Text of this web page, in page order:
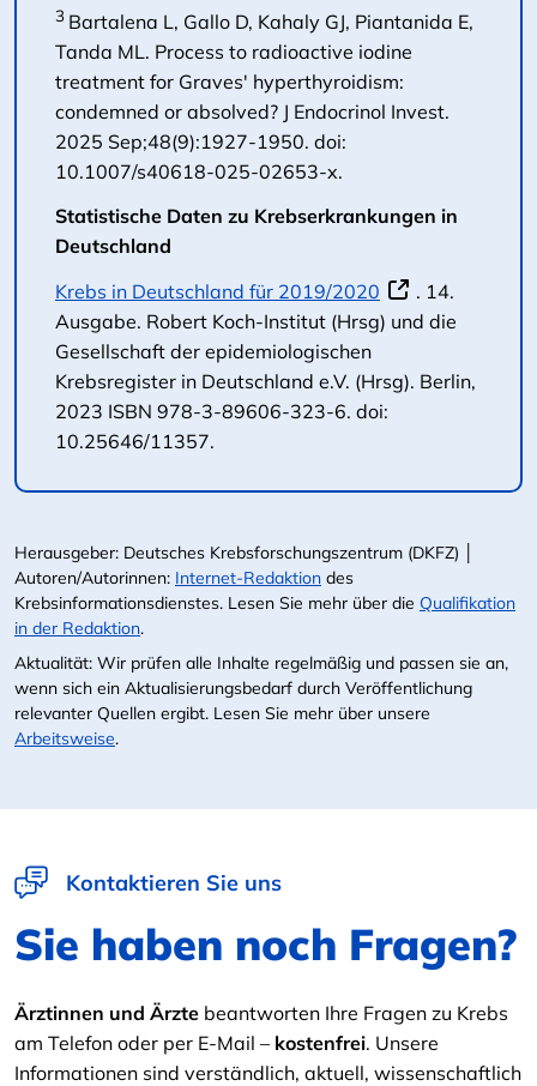
3 Bartalena L, Gallo D, Kahaly GJ, Piantanida E,
Tanda ML. Process to radioactive iodine
treatment for Graves' hyperthyroidism:
condemned or absolved? J Endocrinol Invest.
2025 Sep;48(9):1927-1950. doi:
10.1007/s40618-025-02653-x.
Statistische Daten zu Krebserkrankungen in
Deutschland
Krebs in Deutschland für 2019/2020
. 14.
Ausgabe. Robert Koch-Institut (Hrsg) und die
Gesellschaft der epidemiologischen
Krebsregister in Deutschland e.V. (Hrsg). Berlin,
2023 ISBN 978-3-89606-323-6. doi:
10.25646/11357.
Herausgeber: Deutsches Krebsforschungszentrum (DKFZ) │
Autoren/Autorinnen: Internet-Redaktion des
Krebsinformationsdienstes. Lesen Sie mehr über die Qualifikation
in der Redaktion.
Aktualität: Wir prüfen alle Inhalte regelmäßig und passen sie an,
wenn sich ein Aktualisierungsbedarf durch Veröffentlichung
relevanter Quellen ergibt. Lesen Sie mehr über unsere
Arbeitsweise.
Kontaktieren Sie uns
Sie haben noch Fragen?
Ärztinnen und Ärzte beantworten Ihre Fragen zu Krebs
am Telefon oder per E-Mail – kostenfrei. Unsere
Informationen sind verständlich, aktuell, wissenschaftlich